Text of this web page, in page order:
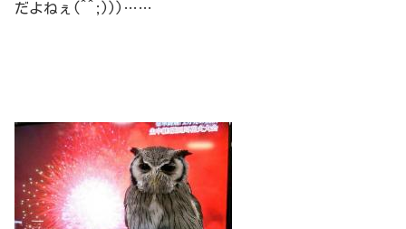
だよねぇ(^^;)))……